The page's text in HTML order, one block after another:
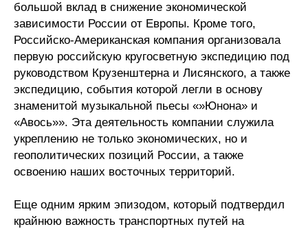
большой вклад в снижение экономической
зависимости России от Европы. Кроме того,
Российско-Американская компания организовала
первую российскую кругосветную экспедицию под
руководством Крузенштерна и Лисянского, а также
экспедицию, события которой легли в основу
знаменитой музыкальной пьесы «»Юнона» и
«Авось»». Эта деятельность компании служила
укреплению не только экономических, но и
геополитических позиций России, а также
освоению наших восточных территорий.
Еще одним ярким эпизодом, который подтвердил
крайнюю важность транспортных путей на